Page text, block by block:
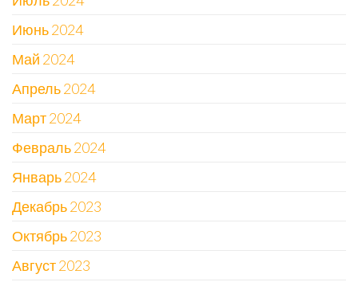
Июнь 2024
Май 2024
Апрель 2024
Март 2024
Февраль 2024
Январь 2024
Декабрь 2023
Октябрь 2023
Август 2023